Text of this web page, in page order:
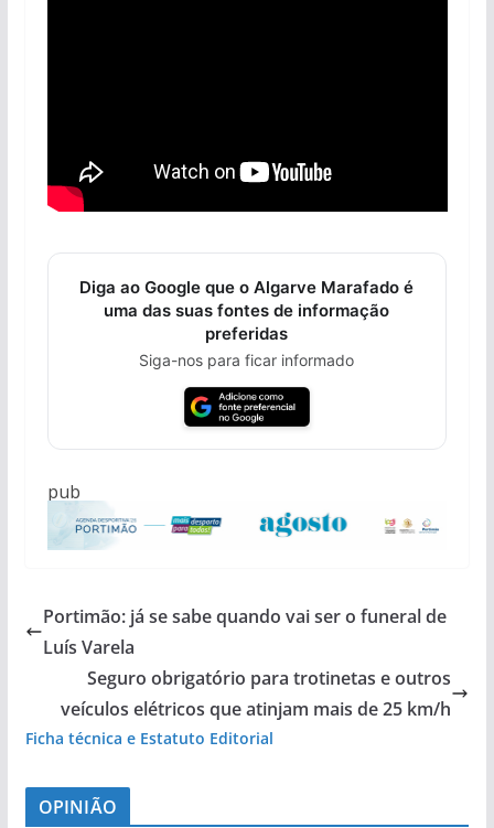
Diga ao Google que o Algarve Marafado é
uma das suas fontes de informação
preferidas
Siga-nos para ficar informado
pub
Portimão: já se sabe quando vai ser o funeral de
Luís Varela
Seguro obrigatório para trotinetas e outros
veículos elétricos que atinjam mais de 25 km/h
Ficha técnica e Estatuto Editorial
OPINIÃO